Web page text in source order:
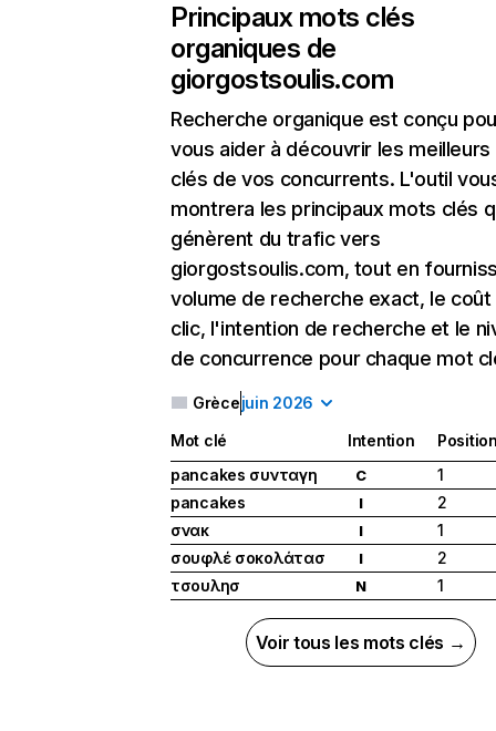
Principaux mots clés
organiques de
giorgostsoulis.com
Recherche organique est conçu
vous aider à découvrir les
clés de vos concurrents. L'outil
montrera les principaux mots clés
génèrent du trafic vers
giorgostsoulis.com, tout en
volume de recherche exact, le coût
clic, l'intention de recherche et le
de concurrence pour chaque mot
Grècejuin 2026
Mot clé Intention
pancakes συνταγη
C
1
pancakes
I
2
σνακ
I
1
σουφλέ σοκολάτασ
I
2
τσουλησ
N 1
Voir tous les mots clés →